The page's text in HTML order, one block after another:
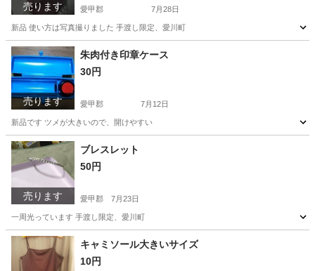
売ります 愛甲郡 7月28日
新品 使い方は写真撮りました 手渡し限定、愛川町
神奈川 愛甲郡 その他
売ります
朱肉付き印章ケース
30円
愛甲郡 7月12日
新品です ツメが大きいので、開けやすい
神奈川 愛甲郡 個人用印鑑
売ります
ブレスレット
50円
愛甲郡 7月23日
一周光っています 手渡し限定、愛川町
神奈川 愛甲郡 愛川町
キャミソール大きいサイズ
10円